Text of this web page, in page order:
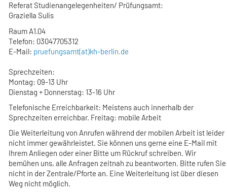
Referat Studienangelegenheiten/ Prüfungsamt:
Graziella Sulis
Raum A1.04
Telefon: 03047705312
E-Mail: pruefungsamt(at)kh-berlin.de
Sprechzeiten:
Montag: 09-13 Uhr
Dienstag + Donnerstag: 13-16 Uhr
Telefonische Erreichbarkeit: Meistens auch innerhalb der
Sprechzeiten erreichbar. Freitag: mobile Arbeit
Die Weiterleitung von Anrufen während der mobilen Arbeit ist leider
nicht immer gewährleistet. Sie können uns gerne eine E-Mail mit
Ihrem Anliegen oder einer Bitte um Rückruf schreiben. Wir
bemühen uns, alle Anfragen zeitnah zu beantworten. Bitte rufen Sie
nicht in der Zentrale/Pforte an. Eine Weiterleitung ist über diesen
Weg nicht möglich.